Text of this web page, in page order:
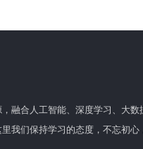
融合人工智能、深度学习、大
我们保持学习的态度，不忘初心